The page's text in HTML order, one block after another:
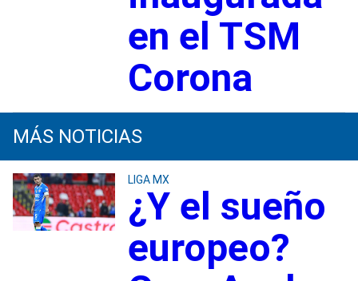
en el TSM
Corona
MÁS NOTICIAS
LIGA MX
¿Y el sueño
europeo?